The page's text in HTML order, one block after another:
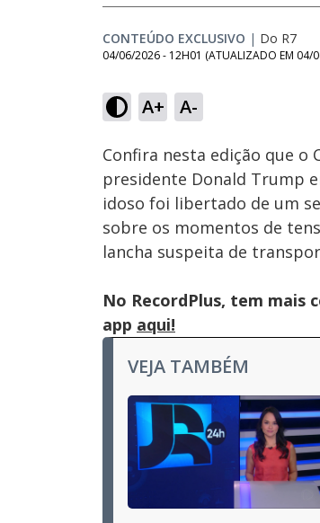
CONTEÚDO EXCLUSIVO | Do R7
04/06/2026 - 12H01 (ATUALIZADO EM 04/
A+ A-
Ativar
Som
Confira nesta edição que o
presidente Donald Trump
idoso foi libertado de um
sobre os momentos de
lancha suspeita de
No RecordPlus, tem mais
app aqui!
VEJA TAMBÉM